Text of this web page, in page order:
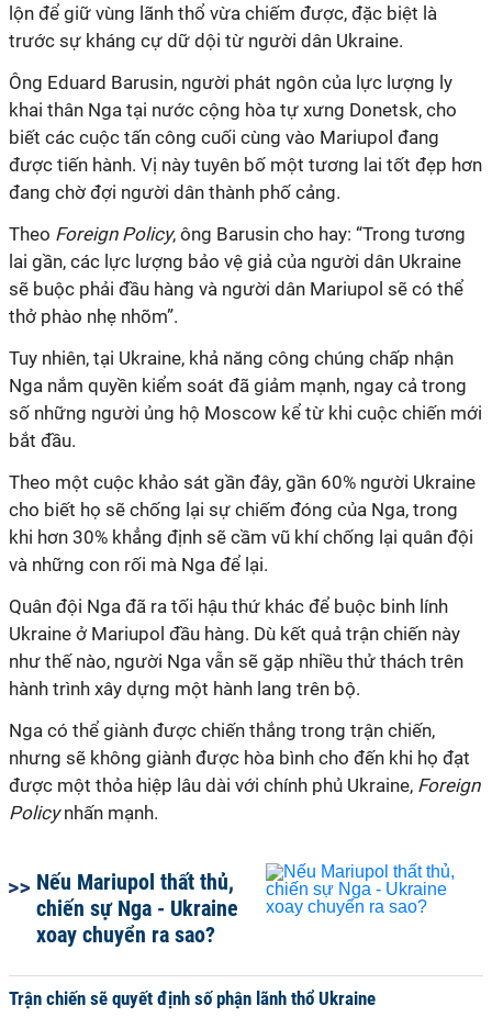
lộn để giữ vùng lãnh thổ vừa chiếm được, đặc biệt là
trước sự kháng cự dữ dội từ người dân Ukraine.
Ông Eduard Barusin, người phát ngôn của lực lượng ly
khai thân Nga tại nước cộng hòa tự xưng Donetsk, cho
biết các cuộc tấn công cuối cùng vào Mariupol đang
được tiến hành. Vị này tuyên bố một tương lai tốt đẹp hơn
đang chờ đợi người dân thành phố cảng.
Theo Foreign Policy, ông Barusin cho hay: “Trong tương
lai gần, các lực lượng bảo vệ giả của người dân Ukraine
sẽ buộc phải đầu hàng và người dân Mariupol sẽ có thể
thở phào nhẹ nhõm”.
Tuy nhiên, tại Ukraine, khả năng công chúng chấp nhận
Nga nắm quyền kiểm soát đã giảm mạnh, ngay cả trong
số những người ủng hộ Moscow kể từ khi cuộc chiến mới
bắt đầu.
Theo một cuộc khảo sát gần đây, gần 60% người Ukraine
cho biết họ sẽ chống lại sự chiếm đóng của Nga, trong
khi hơn 30% khẳng định sẽ cầm vũ khí chống lại quân đội
và những con rối mà Nga để lại.
Quân đội Nga đã ra tối hậu thứ khác để buộc binh lính
Ukraine ở Mariupol đầu hàng. Dù kết quả trận chiến này
như thế nào, người Nga vẫn sẽ gặp nhiều thử thách trên
hành trình xây dựng một hành lang trên bộ.
Nga có thể giành được chiến thắng trong trận chiến,
nhưng sẽ không giành được hòa bình cho đến khi họ đạt
được một thỏa hiệp lâu dài với chính phủ Ukraine, Foreign
Policynhấn mạnh.
Nếu Mariupol thất thủ,
chiến sự Nga - Ukraine
xoay chuyển ra sao?
Trận chiến sẽ quyết định số phận lãnh thổ Ukraine